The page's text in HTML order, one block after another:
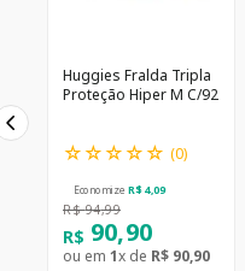
Huggies Fralda Tripla
Proteção Hiper M C/92
☆☆☆☆☆ (0)
Economize R$ 4,09
R$ 94,99
R$ 90,90
ou em 1x de R$ 90,90